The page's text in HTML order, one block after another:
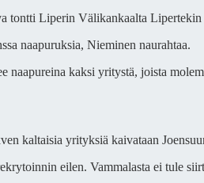
tontti Liperin Välikankaalta
naapuruksia, Nieminen naurahtaa.
naapureina kaksi yritystä, joista
kaltaisia yrityksiä kaivataan
eilen. Vammalasta ei tule